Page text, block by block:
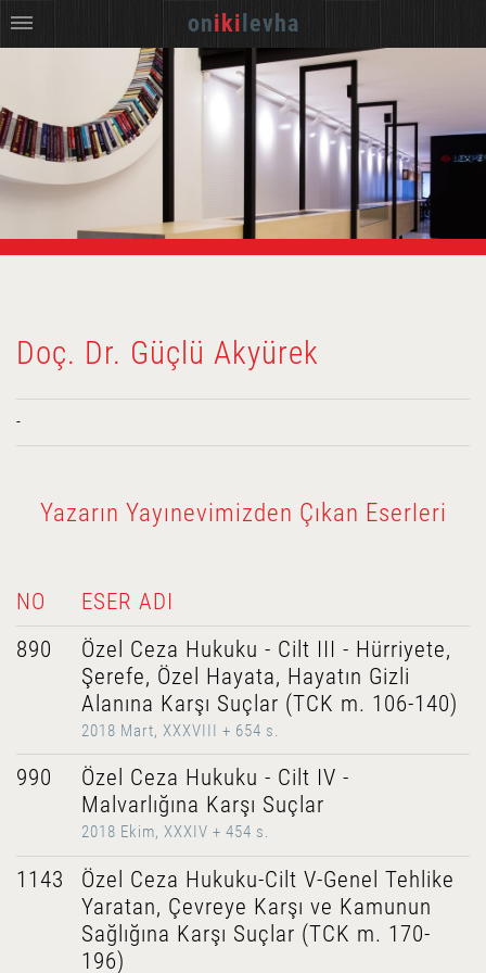
Doç. Dr. Güçlü Akyürek
-
Yazarın Yayınevimizden Çıkan Eserleri
NO
ESER ADI
890
Özel Ceza Hukuku - Cilt III - Hürriyete,
Şerefe, Özel Hayata, Hayatın Gizli
Alanına Karşı Suçlar (TCK m. 106-140)
2018 Mart, XXXVIII + 654 s.
990
Özel Ceza Hukuku - Cilt IV -
Malvarlığına Karşı Suçlar
2018 Ekim, XXXIV + 454 s.
1143
Özel Ceza Hukuku-Cilt V-Genel Tehlike
Yaratan, Çevreye Karşı ve Kamunun
Sağlığına Karşı Suçlar (TCK m. 170-
196)
oniki levha